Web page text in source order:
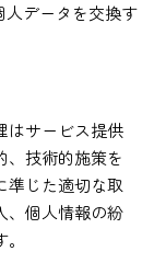
データを交換す
はサービス提供
、技術的施策を
準じた適切な取
、個人情報の紛